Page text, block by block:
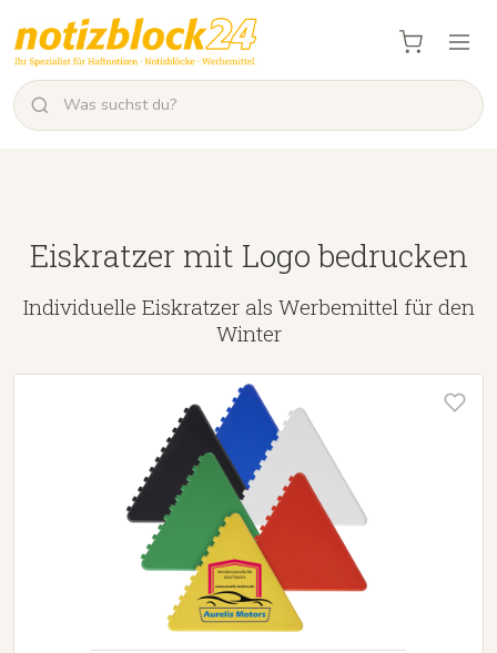
Eiskratzer mit Logo bedrucken
Individuelle Eiskratzer als Werbemittel für den
Winter